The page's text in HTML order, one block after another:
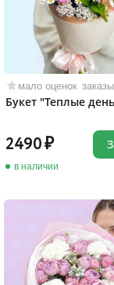
мало оценок
Букет "Теплые
2490
в наличии